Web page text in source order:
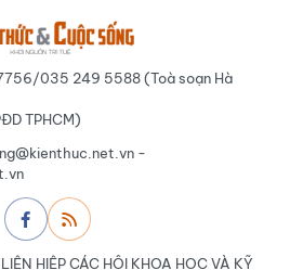
035 249 5588 (Toà soạn Hà
TPHCM)
-
HIỆP CÁC HỘI KHOA HỌC VÀ KỸ